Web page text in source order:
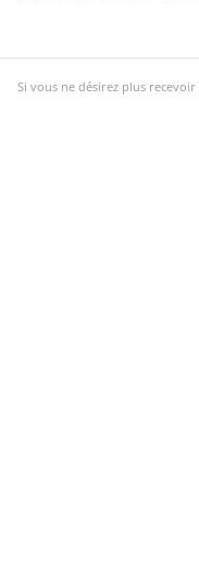
Si vous ne désirez plus